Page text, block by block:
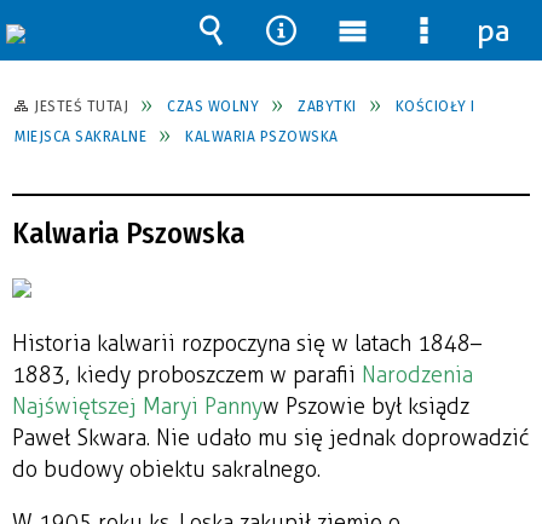
JESTEŚ TUTAJ CZAS WOLNY ZABYTKI
KOŚCIOŁY I
MIEJSCA SAKRALNE
KALWARIA PSZOWSKA
Kalwaria Pszowska
Historia kalwarii rozpoczyna się w latach 1848–
1883, kiedy proboszczem w parafii Narodzenia
Najświętszej Maryi Pannyw Pszowie był ksiądz
Paweł Skwara. Nie udało mu się jednak doprowadzić
do budowy obiektu sakralnego.
Wyszukiwarka
Narzędzia
Menu
główne
Menu